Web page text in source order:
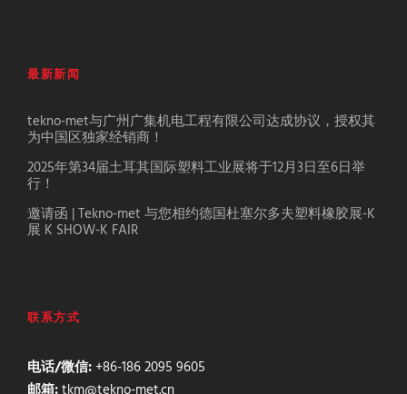
最新新闻
tekno-met与广州广集机电工程有限公司达成协议，授权其
为中国区独家经销商！
2025年第34届土耳其国际塑料工业展将于12月3日至6日举
行！
邀请函 | Tekno-met 与您相约德国杜塞尔多夫塑料橡胶展-K
展 K SHOW-K FAIR
联系方式
电话/微信:+86-186 2095 9605